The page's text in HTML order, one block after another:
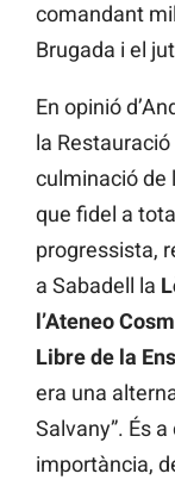
comandant
Brugada i el
En opinió
la
culminació de
que fidel a
progressista,
a Sabadell la
l’Ateneo
Libre de la
era una
Salvany”. És
importància,